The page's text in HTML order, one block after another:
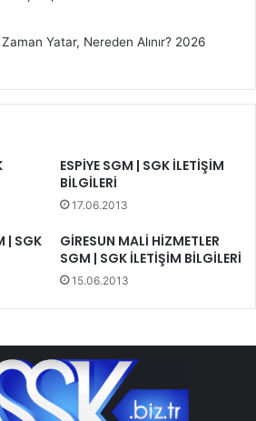
Yatar, Nereden Alınır? 2026
ESPİYE SGM | SGK İLETİŞİM
BİLGİLERİ
17.06.2013
| SGK
GİRESUN MALİ HİZMETLER
SGM | SGK İLETİŞİM BİLGİLERİ
15.06.2013